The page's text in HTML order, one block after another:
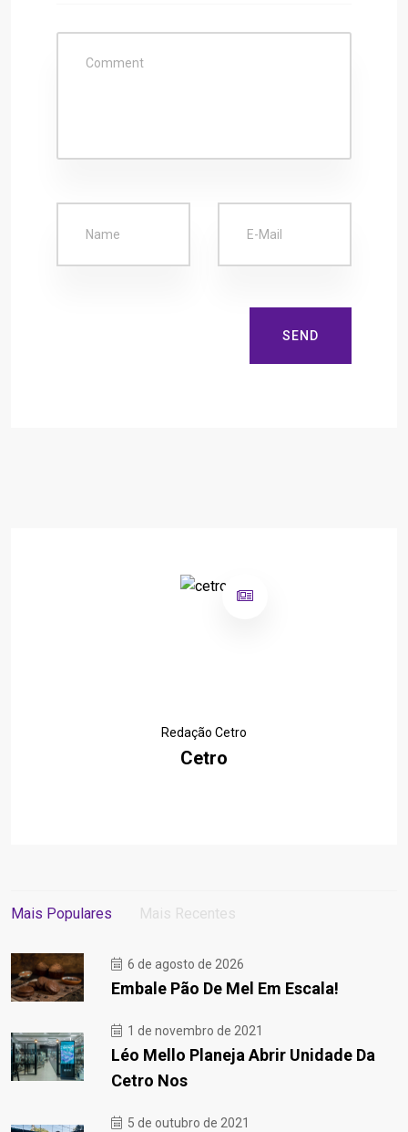
SEND
Redação Cetro
Cetro
Mais Populares Mais Recentes
6 de agosto de 2026
Embale Pão De Mel Em Escala!
1 de novembro de 2021
Léo Mello Planeja Abrir Unidade Da
Cetro Nos
5 de outubro de 2021